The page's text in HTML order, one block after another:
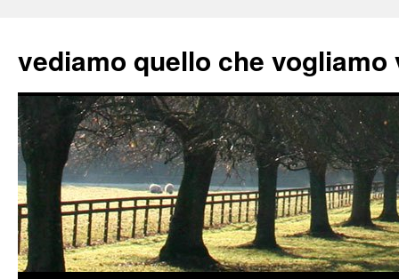
vediamo quello che vogliamo